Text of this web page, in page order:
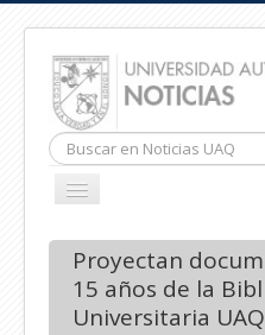
Buscar...
CAMBIAR
Proyectan
15 años de la
Universitaria UAQ